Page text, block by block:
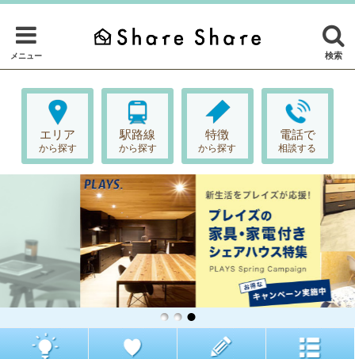
メニュー 検索
エリア
から探す
駅路線
から探す
特徴
から探す
電話で
相談する